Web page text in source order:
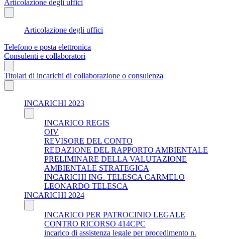
Articolazione degli uffici
Articolazione degli uffici
Telefono e posta elettronica
Consulenti e collaboratori
Titolari di incarichi di collaborazione o consulenza
INCARICHI 2023
INCARICO REGIS
OIV
REVISORE DEL CONTO
REDAZIONE DEL RAPPORTO AMBIENTALE
PRELIMINARE DELLA VALUTAZIONE
AMBIENTALE STRATEGICA
INCARICHI ING. TELESCA CARMELO
LEONARDO TELESCA
INCARICHI 2024
INCARICO PER PATROCINIO LEGALE
CONTRO RICORSO 414CPC
incarico di assistenza legale per procedimento n.